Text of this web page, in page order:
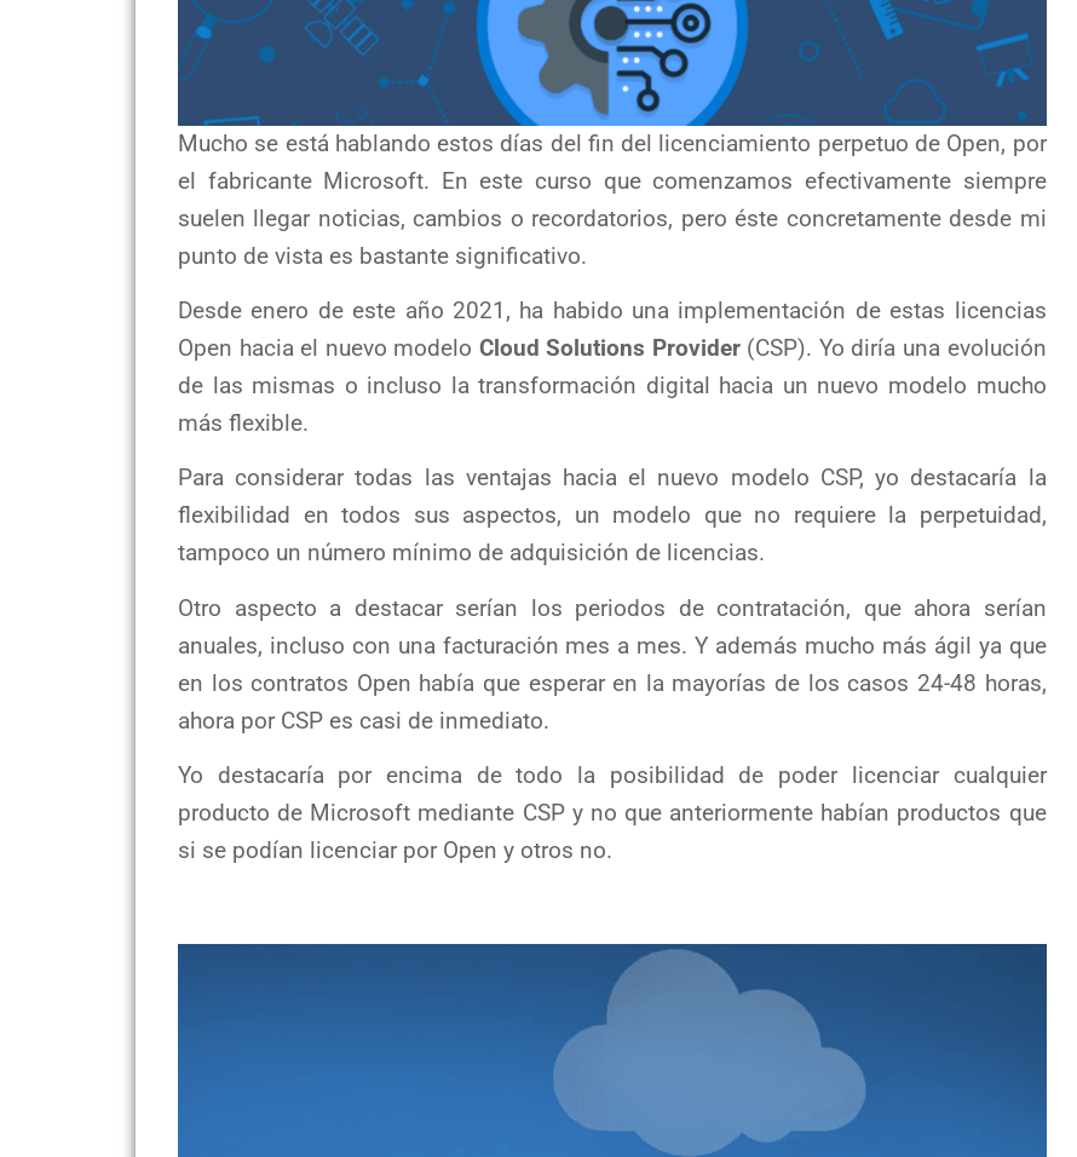
Mucho se está hablando estos días del fin del licenciamiento perpetuo de Open, por
el fabricante Microsoft. En este curso que comenzamos efectivamente siempre
suelen llegar noticias, cambios o recordatorios, pero éste concretamente desde mi
punto de vista es bastante significativo.
Desde enero de este año 2021, ha habido una implementación de estas licencias
Open hacia el nuevo modelo Cloud Solutions Provider(CSP). Yo diría una evolución
de las mismas o incluso la transformación digital hacia un nuevo modelo mucho
más flexible.
Para considerar todas las ventajas hacia el nuevo modelo CSP, yo destacaría la
flexibilidad en todos sus aspectos, un modelo que no requiere la perpetuidad,
tampoco un número mínimo de adquisición de licencias.
Otro aspecto a destacar serían los periodos de contratación, que ahora serían
anuales, incluso con una facturación mes a mes. Y además mucho más ágil ya que
en los contratos Open había que esperar en la mayorías de los casos 24-48 horas,
ahora por CSP es casi de inmediato.
Yo destacaría por encima de todo la posibilidad de poder licenciar cualquier
producto de Microsoft mediante CSP y no que anteriormente habían productos que
si se podían licenciar por Open y otros no.